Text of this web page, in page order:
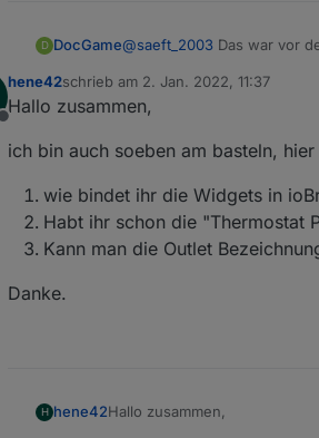
D DocGame@saeft_2003 Das war vor
Offline
hene42schrieb am 2. Jan. 2022, 11:37
zuletzt editiert von
Hallo zusammen,
ich bin auch soeben am basteln,
wie bindet ihr die Widgets in
Habt ihr schon die "Thermostat
Kann man die Outlet
Danke.
H hene42Hallo zusammen,